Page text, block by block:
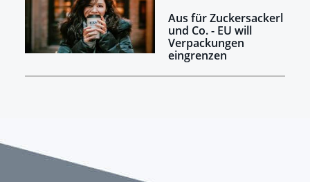
Aus für Zuckersackerl
und Co. - EU will
Verpackungen
eingrenzen